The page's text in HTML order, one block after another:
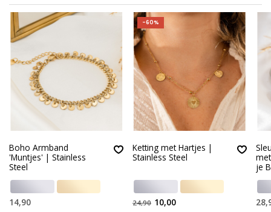
Boho Armband
'Muntjes' | Stainless
Steel
14,90
-60%
Ketting met Hartjes |
Stainless Steel
24,90 10,00
je